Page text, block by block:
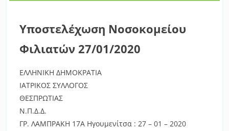
Υποστελέχωση Νοσοκομείου
Φιλιατών 27/01/2020
ΕΛΛΗΝΙΚΗ ΔΗΜΟΚΡΑΤΙΑ
ΙΑΤΡΙΚΟΣ ΣΥΛΛΟΓΟΣ
ΘΕΣΠΡΩΤΙΑΣ
Ν.Π.Δ.Δ.
ΓΡ. ΛΑΜΠΡΑΚΗ 17Α Ηγουμενίτσα :27 – 01 – 2020